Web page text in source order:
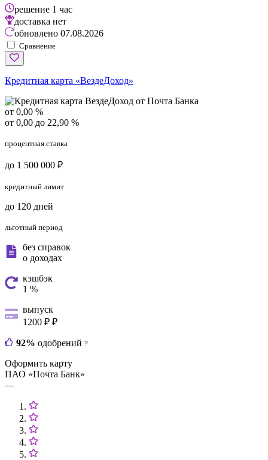
решение 1 час
доставка нет
обновлено 07.08.2026
Сравнение
Кредитная карта «ВездеДоход»
от 0,00 %
от 0,00 до 22,90 %
процентная ставка
до 1 500 000 ₽
кредитный лимит
до 120 дней
льготный период
без справок
о доходах
кэшбэк
1 %
выпуск
1200 ₽ ₽
92% одобрений ?
Оформить карту
ПАО «Почта Банк»
—